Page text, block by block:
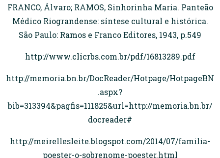
FRANCO, Álvaro; RAMOS, Sinhorinha Maria. Panteão
Médico Riograndense: síntese cultural e histórica.
São Paulo: Ramos e Franco Editores, 1943, p.549
http://www.clicrbs.com.br/pdf/16813289.pdf
http://memoria.bn.br/DocReader/Hotpage/HotpageBN
.aspx?
bib=313394&pagfis=111825&url=http://memoria.bn.br/
docreader#
http://meirellesleite.blogspot.com/2014/07/familia-
poester-o-sobrenome-poester.html